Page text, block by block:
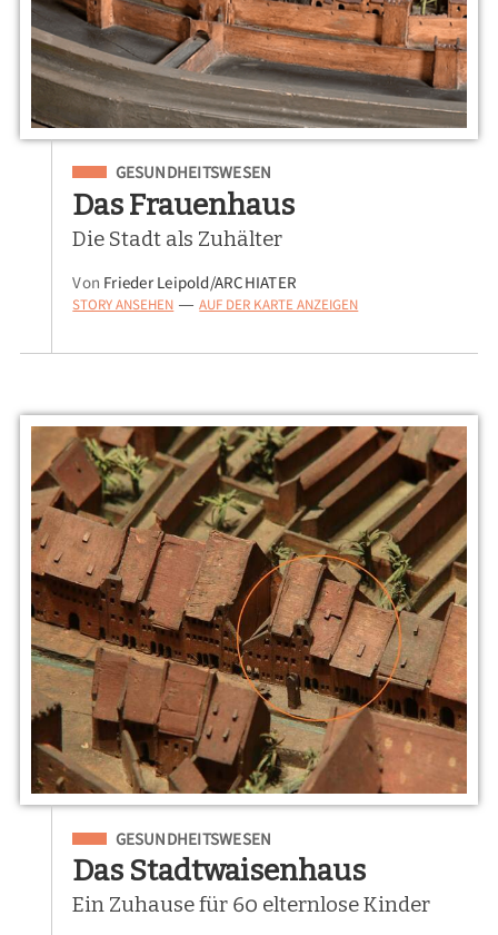
Eingeordnet unter
GESUNDHEITSWESEN
Das Frauenhaus
Die Stadt als Zuhälter
Von Frieder Leipold/ARCHIATER
STORY ANSEHEN — AUF DER KARTE ANZEIGEN
Eingeordnet unter
GESUNDHEITSWESEN
Das Stadtwaisenhaus
Ein Zuhause für 60 elternlose Kinder